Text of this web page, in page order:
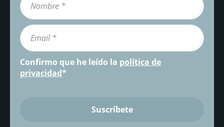
Confirmo que he leído la política de
privacidad*